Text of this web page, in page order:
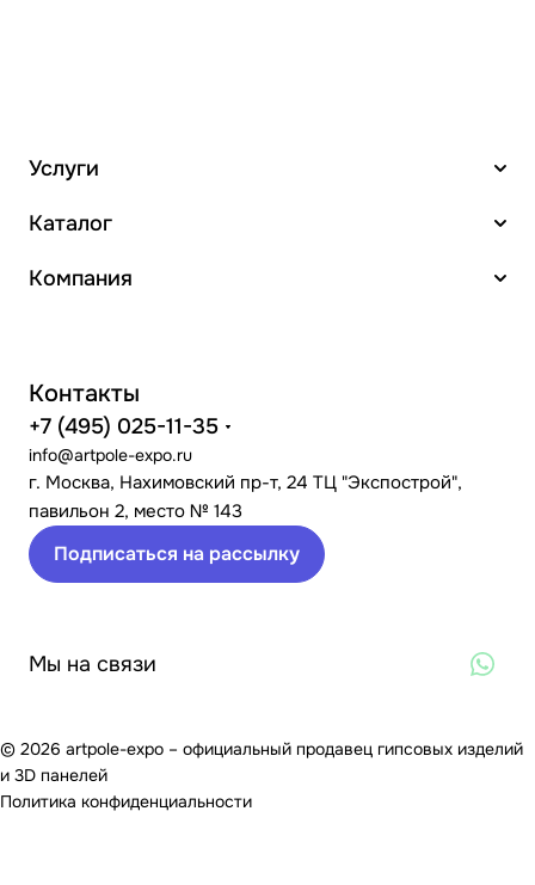
Услуги
Каталог
Компания
Контакты
+7 (495) 025-11-35
info@artpole-expo.ru
г. Москва, Нахимовский пр-т, 24 ТЦ "Экспострой",
павильон 2, место № 143
Подписаться на рассылку
Мы на связи
© 2026 artpole-expo – официальный продавец гипсовых изделий
и 3D панелей
Политика конфиденциальности